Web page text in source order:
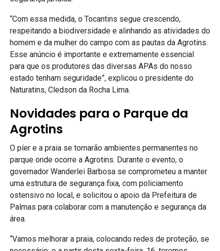
“Com essa medida, o Tocantins segue crescendo,
respeitando a biodiversidade e alinhando as atividades do
homem e da mulher do campo com as pautas da Agrotins.
Esse anúncio é importante e extremamente essencial
para que os produtores das diversas APAs do nosso
estado tenham seguridade”, explicou o presidente do
Naturatins, Cledson da Rocha Lima.
Novidades para o Parque da
Agrotins
O píer e a praia se tornarão ambientes permanentes no
parque onde ocorre a Agrotins. Durante o evento, o
governador Wanderlei Barbosa se comprometeu a manter
uma estrutura de segurança fixa, com policiamento
ostensivo no local, e solicitou o apoio da Prefeitura de
Palmas para colaborar com a manutenção e segurança da
área.
“Vamos melhorar a praia, colocando redes de proteção, se